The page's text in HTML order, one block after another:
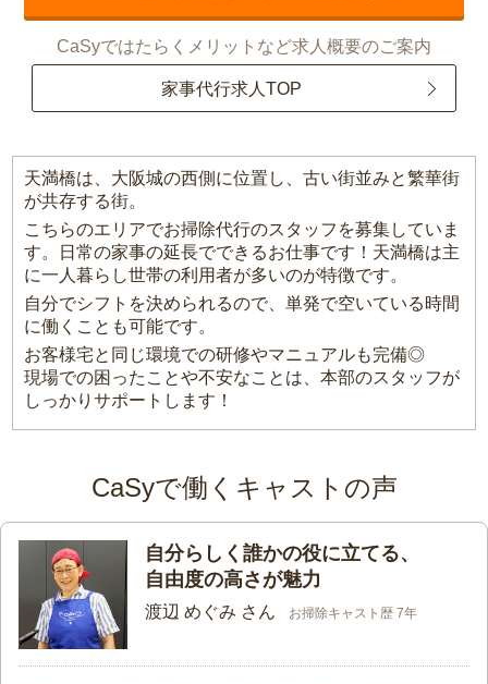
CaSyではたらくメリットなど求人概要のご案内
家事代行求人TOP
天満橋は、大阪城の西側に位置し、古い街並みと繁華街
が共存する街。
こちらのエリアでお掃除代行のスタッフを募集していま
す。日常の家事の延長でできるお仕事です！天満橋は主
に一人暮らし世帯の利用者が多いのが特徴です。
自分でシフトを決められるので、単発で空いている時間
に働くことも可能です。
お客様宅と同じ環境での研修やマニュアルも完備◎
現場での困ったことや不安なことは、本部のスタッフが
しっかりサポートします！
CaSyで働くキャストの声
自分らしく誰かの役に立てる、
自由度の高さが魅力
渡辺 めぐみ さん お掃除キャスト歴 7年